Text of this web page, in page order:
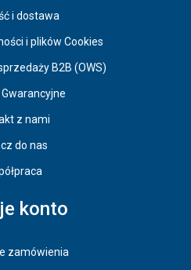
i dostawa
i plików Cookies
B2B (OWS)
z nami
do nas
konto
zamówienia